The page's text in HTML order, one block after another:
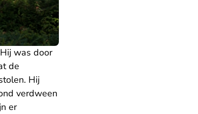
was door
de
Hij
verdween
er